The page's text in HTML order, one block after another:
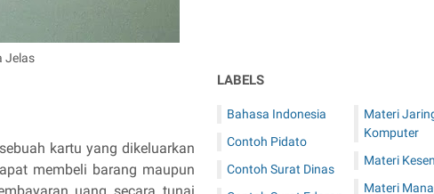
Jelas
kartu yang dikeluarkan
membeli barang maupun
LABELS
Bahasa Indonesia
Contoh Pidato
Contoh Surat Dinas
Materi
Komputer
Materi
Materi